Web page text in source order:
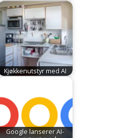
Kjøkkenutstyr med AI
Google lanserer AI-